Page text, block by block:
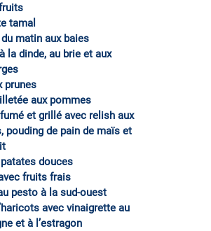
tamal
matin aux baies
la dinde, au brie et aux
prunes
aux pommes
et grillé avec relish aux
pouding de pain de maïs et
douces
fruits frais
pesto à la sud-ouest
avec vinaigrette au
et à l’estragon